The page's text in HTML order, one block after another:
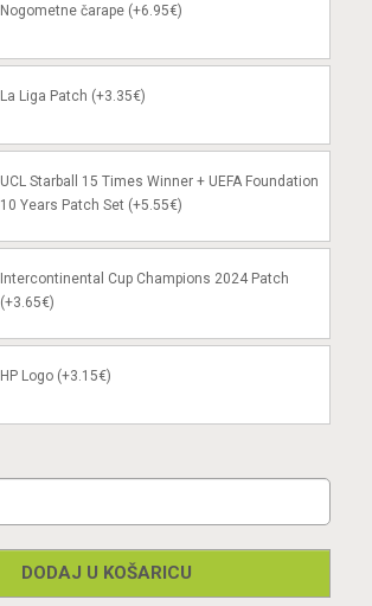
Nogometne čarape (+6.95€)
La Liga Patch (+3.35€)
UCL Starball 15 Times Winner + UEFA Foundation
10 Years Patch Set (+5.55€)
Intercontinental Cup Champions 2024 Patch
(+3.65€)
HP Logo (+3.15€)
DODAJ U KOŠARICU